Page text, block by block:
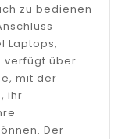
zu bedienen
Laptops,
verfügt über
mit der
ihr
Der